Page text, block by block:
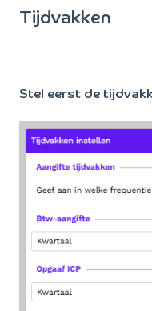
Tijdvakken
Stel eerst de